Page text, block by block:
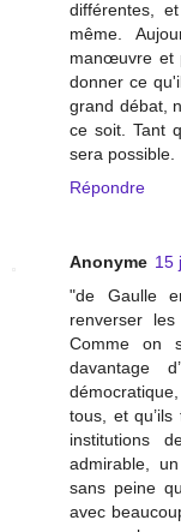
différentes,
même.
manœuvre et
donner ce
grand débat,
ce soit. Tant
sera possible.
Répondre
Anonyme 15
"de Gaulle
renverser
Comme on
davantage
tous, et
institutions
admirable,
sans peine
avec